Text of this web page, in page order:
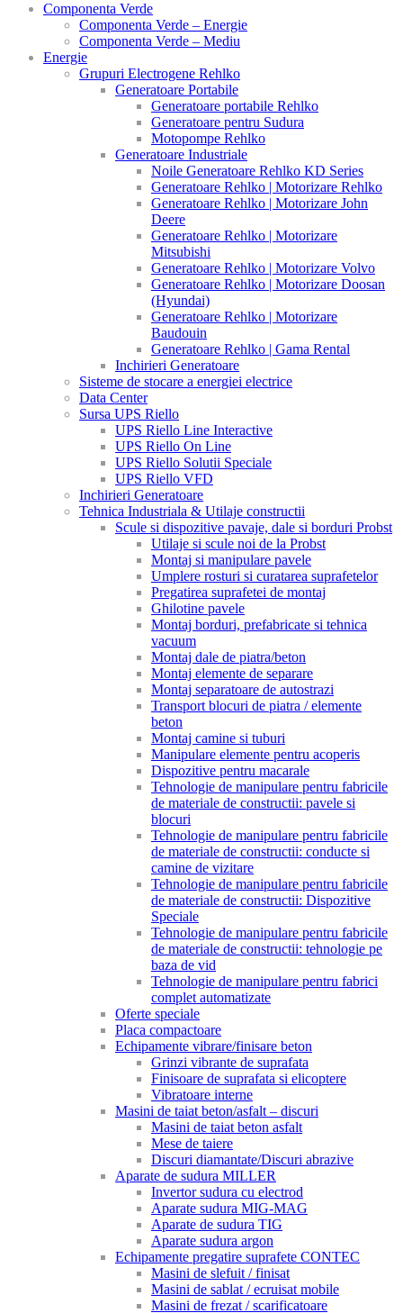
Componenta Verde
Componenta Verde – Energie
Componenta Verde – Mediu
Energie
Grupuri Electrogene Rehlko
Generatoare Portabile
Generatoare portabile Rehlko
Generatoare pentru Sudura
Motopompe Rehlko
Generatoare Industriale
Noile Generatoare Rehlko KD Series
Generatoare Rehlko | Motorizare Rehlko
Generatoare Rehlko | Motorizare John
Deere
Generatoare Rehlko | Motorizare
Mitsubishi
Generatoare Rehlko | Motorizare Volvo
Generatoare Rehlko | Motorizare Doosan
(Hyundai)
Generatoare Rehlko | Motorizare
Baudouin
Generatoare Rehlko | Gama Rental
Inchirieri Generatoare
Sisteme de stocare a energiei electrice
Data Center
Sursa UPS Riello
UPS Riello Line Interactive
UPS Riello On Line
UPS Riello Solutii Speciale
UPS Riello VFD
Inchirieri Generatoare
Tehnica Industriala & Utilaje constructii
Scule si dispozitive pavaje, dale si borduri Probst
Utilaje si scule noi de la Probst
Montaj si manipulare pavele
Umplere rosturi si curatarea suprafetelor
Pregatirea suprafetei de montaj
Ghilotine pavele
Montaj borduri, prefabricate si tehnica
vacuum
Montaj dale de piatra/beton
Montaj elemente de separare
Montaj separatoare de autostrazi
Transport blocuri de piatra / elemente
beton
Montaj camine si tuburi
Manipulare elemente pentru acoperis
Dispozitive pentru macarale
Tehnologie de manipulare pentru fabricile
de materiale de constructii: pavele si
blocuri
Tehnologie de manipulare pentru fabricile
de materiale de constructii: conducte si
camine de vizitare
Tehnologie de manipulare pentru fabricile
de materiale de constructii: Dispozitive
Speciale
Tehnologie de manipulare pentru fabricile
de materiale de constructii: tehnologie pe
baza de vid
Tehnologie de manipulare pentru fabrici
complet automatizate
Oferte speciale
Placa compactoare
Echipamente vibrare/finisare beton
Grinzi vibrante de suprafata
Finisoare de suprafata si elicoptere
Vibratoare interne
Masini de taiat beton/asfalt – discuri
Masini de taiat beton asfalt
Mese de taiere
Discuri diamantate/Discuri abrazive
Aparate de sudura MILLER
Invertor sudura cu electrod
Aparate sudura MIG-MAG
Aparate de sudura TIG
Aparate sudura argon
Echipamente pregatire suprafete CONTEC
Masini de slefuit / finisat
Masini de sablat / ecruisat mobile
Masini de frezat / scarificatoare